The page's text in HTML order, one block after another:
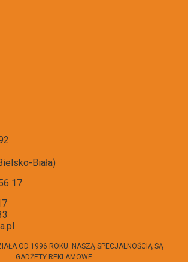
Biała)
17
OD 1996 ROKU. NASZĄ SPECJALNOŚCIĄ SĄ
GADŻETY REKLAMOWE